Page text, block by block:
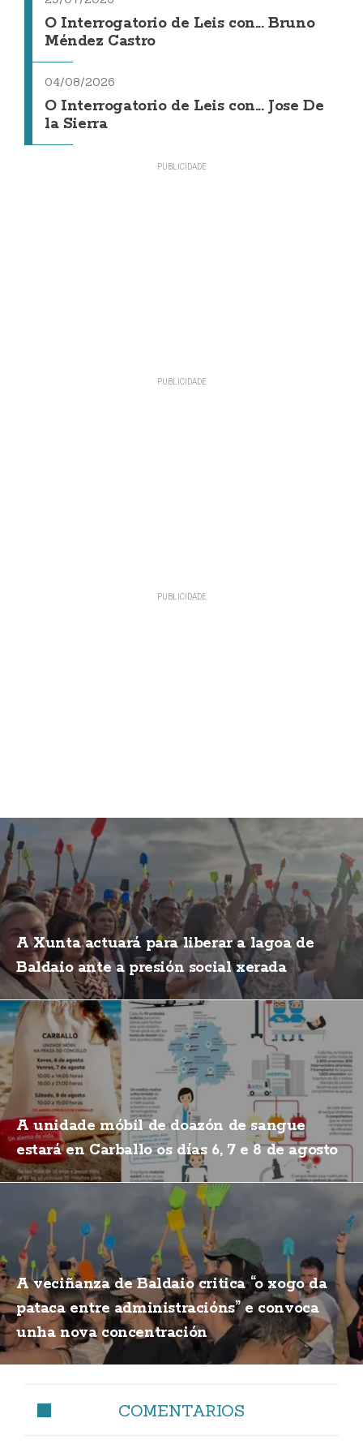
O Interrogatorio de Leis con... Bruno
Méndez Castro
04/08/2026
O Interrogatorio de Leis con... Jose De
la Sierra
A Xunta actuará para liberar a lagoa de
Baldaio ante a presión social xerada
A unidade móbil de doazón de sangue
estará en Carballo os días 6, 7 e 8 de agosto
A veciñanza de Baldaio critica “o xogo da
pataca entre administracións” e convoca
unha nova concentración
COMENTARIOS